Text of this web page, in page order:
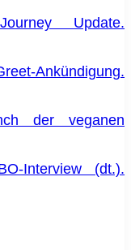
Update.
der veganen
(dt.).